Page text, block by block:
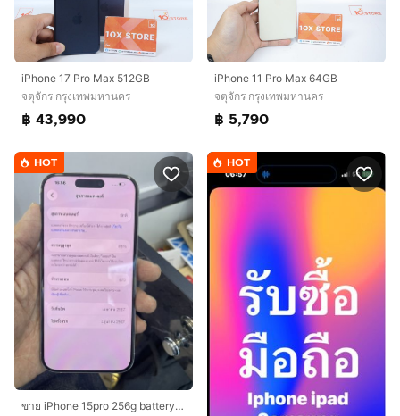
iPhone 17 Pro Max 512GB
จตุจักร กรุงเทพมหานคร
฿ 43,990
iPhone 11 Pro Max 64GB
จตุจักร กรุงเทพมหานคร
฿ 5,790
HOT
ขาย iPhone 15pro 256g battery 87 สีขาว ครบกล่อง ไม่มีรอย ใช้งานปกติ ราคา 23900 บาท นัดรับ กทม
HOT